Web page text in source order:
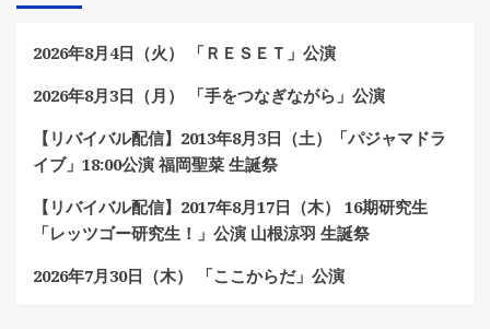
2026年8月4日（火） 「ＲＥＳＥＴ」公演
2026年8月3日（月） 「手をつなぎながら」公演
【リバイバル配信】2013年8月3日（土）「パジャマドラ
イブ」18:00公演 福岡聖菜 生誕祭
【リバイバル配信】2017年8月17日（木） 16期研究生
「レッツゴー研究生！」公演 山根涼羽 生誕祭
2026年7月30日（木） 「ここからだ」公演